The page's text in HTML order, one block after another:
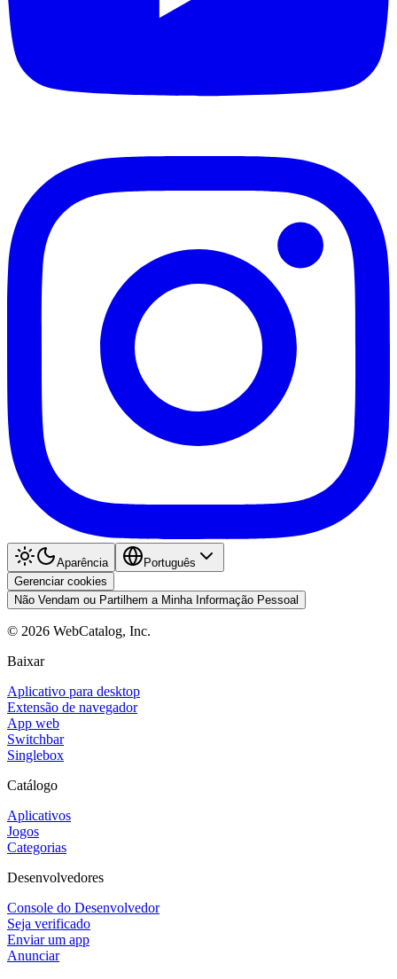
Aparência
Português
Gerenciar cookies
Não Vendam ou Partilhem a Minha Informação Pessoal
© 2026 WebCatalog, Inc.
Baixar
Aplicativo para desktop
Extensão de navegador
App web
Switchbar
Singlebox
Catálogo
Aplicativos
Jogos
Categorias
Desenvolvedores
Console do Desenvolvedor
Seja verificado
Enviar um app
Anunciar